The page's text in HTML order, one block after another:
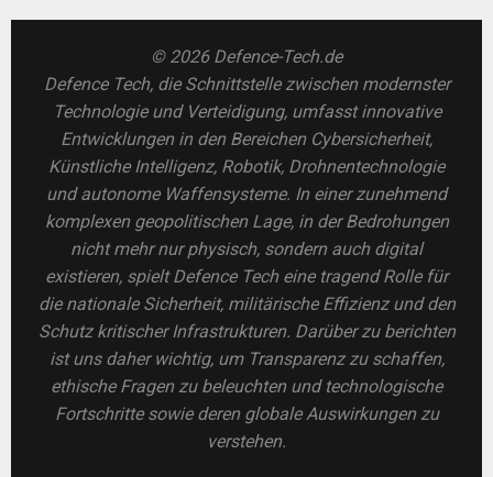
© 2026 Defence-Tech.de
Defence Tech, die Schnittstelle zwischen modernster
Technologie und Verteidigung, umfasst innovative
Entwicklungen in den Bereichen Cybersicherheit,
Künstliche Intelligenz, Robotik, Drohnentechnologie
und autonome Waffensysteme. In einer zunehmend
komplexen geopolitischen Lage, in der Bedrohungen
nicht mehr nur physisch, sondern auch digital
existieren, spielt Defence Tech eine tragend Rolle für
die nationale Sicherheit, militärische Effizienz und den
Schutz kritischer Infrastrukturen. Darüber zu berichten
ist uns daher wichtig, um Transparenz zu schaffen,
ethische Fragen zu beleuchten und technologische
Fortschritte sowie deren globale Auswirkungen zu
verstehen.